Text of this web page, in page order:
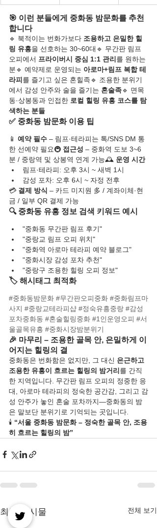
🎯 이런 분들에게 중화동 밤문화를 추천
합니다
🔹 북적이는 번화가보다 조용하고 은밀한 힐
링 유흥을 선호하는 30~60대🔹 무간판 림프
오피에서 프라이버시 중심 1:1 관리 를 원하는
분🔹 예약제로 운영되는 아로마+림프 복합 테
라피 를 즐기고 싶은 혼힐족🔹 조용한 분위기
에서 감성 안주와 술을 즐기는 혼술족🔹 면목
동·상봉동과 인접한 로컬 힐링 유흥 코스를 탐
색하는 분들
✅ 중화동 밤문화 이용 팁
📱 예약 필수 – 림프·테라피는 톡/SNS DM 통
한 선예약 필요🚇 접근성 – 중화역 도보 3~6
분 / 중랑역 및 상봉역 연계 가능🕰️ 운영 시간
림프·테라피: 오후 3시 ~ 새벽 1시
감성 포차: 오후 6시 ~ 자정 전후
💳 결제 방식 – 카드 미지원 多 / 계좌이체·현
금 / 일부 QR 결제 가능
🔍 중화동 유흥 정보 검색 키워드 예시
"중화동 무간판 림프 후기"
"중랑교 림프 오피 위치"
"중화역 아로마 테라피 예약 블로그"
"중화시장 감성 포차 추천"
"중랑구 조용한 힐링 오피 정보"
🏷️ 해시태그 최적화
#중화동밤문화 #무간판오피중화 #중화림프마
사지 #중랑교테라피샵 #정숙유흥중랑 #감성
포차중화동 #혼술힐링중화 #1인운영오피 #서
울골목유흥 #중화시장밤분위기
🎉 마무리 – 조용한 골목 안, 은밀하게 이
어지는 힐링의 결
중화동은 번화함은 없지만, 그 대신 은근하고
조용한 유흥이 흐르는 힐링의 밤거리 를 간직
한 지역입니다. 무간판 림프 오피의 정중한 응
대, 아로마 테라피의 정숙한 공간감, 그리고 감
성 안주가 놓인 혼술 포차까지—중화동의 밤
은 말보단 분위기로 기억되는 곳입니다.
🕯️ “서울 중화동 밤문화 – 정숙한 골목 안, 조용
히 흐르는 힐링의 밤”
최근 게시물 전체 보기